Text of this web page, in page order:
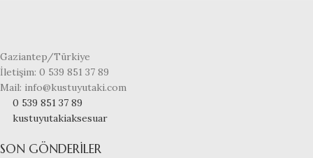
Gaziantep/Türkiye
İletişim: 0 539 851 37 89
Mail: info@kustuyutaki.com
0 539 851 37 89
kustuyutakiaksesuar
SON GÖNDERILER